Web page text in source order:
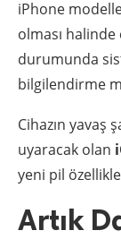
iPhone
olması halinde
durumunda
bilgilendirme
Cihazın yavaş
uyaracak olan
yeni pil
Artık